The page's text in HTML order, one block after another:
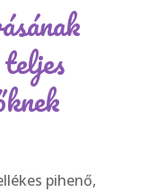
pihenő,